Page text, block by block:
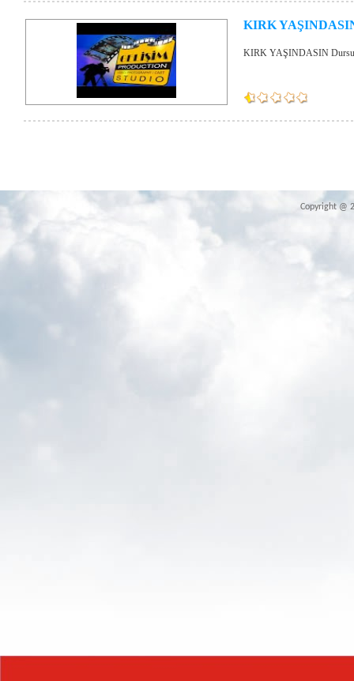
KIRK
KIRK YAŞINDASIN
Copyright @